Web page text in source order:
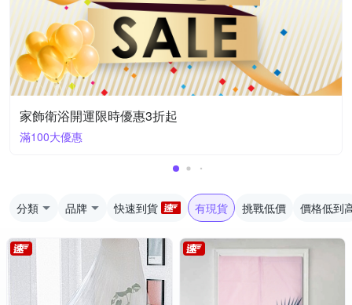
家飾衛浴開運限時優惠3折起
滿100大優惠
分類 品牌 快速到貨 有現貨 挑戰低價 價格低到